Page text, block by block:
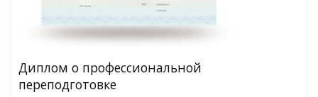
Диплом о профессиональной
переподготовке